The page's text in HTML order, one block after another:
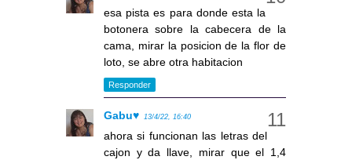
esa pista es para donde esta la
botonera sobre la cabecera de la
cama, mirar la posicion de la flor de
loto, se abre otra habitacion
Responder
Gabu♥ 13/4/22, 16:40
ahora si funcionan las letras del
cajon y da llave, mirar que el 1,4